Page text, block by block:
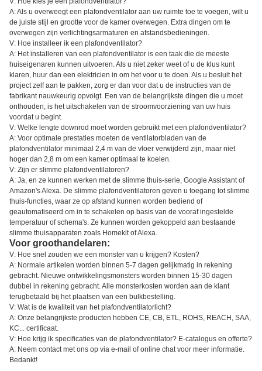
A: Als u overweegt een plafondventilator aan uw ruimte toe te voegen, wilt u
de juiste stijl en grootte voor de kamer overwegen. Extra dingen om te
overwegen zijn verlichtingsarmaturen en afstandsbedieningen.
V: Hoe installeer ik een plafondventilator?
A: Het installeren van een plafondventilator is een taak die de meeste
huiseigenaren kunnen uitvoeren. Als u niet zeker weet of u de klus kunt
klaren, huur dan een elektricien in om het voor u te doen. Als u besluit het
project zelf aan te pakken, zorg er dan voor dat u de instructies van de
fabrikant nauwkeurig opvolgt. Een van de belangrijkste dingen die u moet
onthouden, is het uitschakelen van de stroomvoorziening van uw huis
voordat u begint.
V: Welke lengte downrod moet worden gebruikt met een plafondventilator?
A: Voor optimale prestaties moeten de ventilatorbladen van de
plafondventilator minimaal 2,4 m van de vloer verwijderd zijn, maar niet
hoger dan 2,8 m om een kamer optimaal te koelen.
V: Zijn er slimme plafondventilatoren?
A: Ja, en ze kunnen werken met de slimme thuis-serie, Google Assistant of
Amazon's Alexa. De slimme plafondventilatoren geven u toegang tot slimme
thuis-functies, waar ze op afstand kunnen worden bediend of
geautomatiseerd om in te schakelen op basis van de vooraf ingestelde
temperatuur of schema's. Ze kunnen worden gekoppeld aan bestaande
slimme thuisapparaten zoals Homekit of Alexa.
Voor groothandelaren:
V: Hoe snel zouden we een monster van u krijgen? Kosten?
A: Normale artikelen worden binnen 5-7 dagen gelijkmatig in rekening
gebracht. Nieuwe ontwikkelingsmonsters worden binnen 15-30 dagen
dubbel in rekening gebracht. Alle monsterkosten worden aan de klant
terugbetaald bij het plaatsen van een bulkbestelling.
V: Wat is de kwaliteit van het plafondventilatorlicht?
A: Onze belangrijkste producten hebben CE, CB, ETL, ROHS, REACH, SAA,
KC... certificaat.
V: Hoe krijg ik specificaties van de plafondventilator? E-catalogus en offerte?
A: Neem contact met ons op via e-mail of online chat voor meer informatie.
Bedankt!